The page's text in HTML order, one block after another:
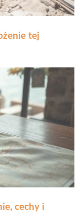
tej
cechy i